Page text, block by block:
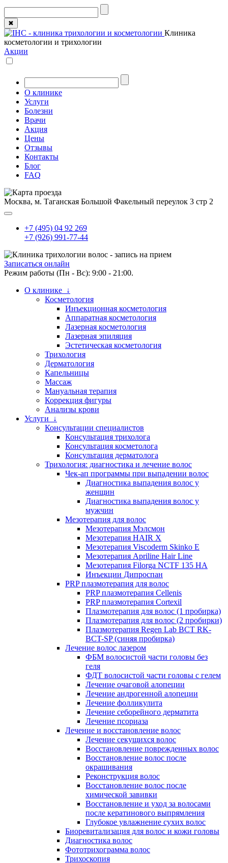
✖
Клиника
косметологии и трихологии
Акции
О клинике
Услуги
Болезни
Врачи
Акция
Цены
Отзывы
Контакты
Блог
FAQ
Москва, м. Таганская Большой Факельный переулок 3 стр 2
+7 (495) 04 92 269
+7 (926) 991-77-44
Записаться онлайн
Режим работы (Пн - Вс): 9:00 - 21:00.
О клинике ↓
Косметология
Инъекционная косметология
Аппаратная косметология
Лазерная косметология
Лазерная эпиляция
Эстетическая косметология
Трихология
Дерматология
Капельницы
Массаж
Мануальная терапия
Коррекция фигуры
Анализы крови
Услуги ↓
Консультации специалистов
Консультация трихолога
Консультация косметолога
Консультация дерматолога
Трихология: диагностика и лечение волос
Чек-ап программы при выпадении волос
Диагностика выпадения волос у
женщин
Диагностика выпадения волос у
мужчин
Мезотерапия для волос
Мезотерапия Мэлсмон
Мезотерапия HAIR X
Мезотерапия Viscoderm Skinko E
Мезотерапия Apriline Hair Line
Мезотерапия Filorga NCTF 135 HA
Инъекции Дипроспан
PRP плазмотерапия для волос
PRP плазмотерапия Cellenis
PRP плазмотерапия Cortexil
Плазмотерапия для волос (1 пробирка)
Плазмотерапия для волос (2 пробирки)
Плазмотерапия Regen Lab BCT RK-
BCT-SP (синяя пробирка)
Лечение волос лазером
ФБМ волосистой части головы без
геля
ФДТ волосистой части головы с гелем
Лечение очаговой алопеции
Лечение андрогенной алопеции
Лечение фолликулита
Лечение себорейного дерматита
Лечение псориаза
Лечение и восстановление волос
Лечение секущихся волос
Восстановление поврежденных волос
Восстановление волос после
окрашивания
Реконструкция волос
Восстановление волос после
химической завивки
Восстановление и уход за волосами
после кератинового выпрямления
Глубокое увлажнение сухих волос
Биоревитализация для волос и кожи головы
Диагностика волос
Фототрихограмма волос
Трихоскопия